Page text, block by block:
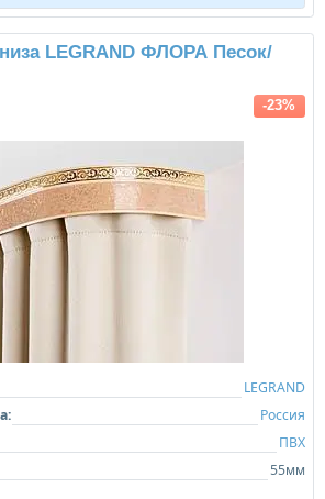
LEGRAND ФЛОРА Песок/
-23%
LEGRAND
Россия
ПВХ
55мм